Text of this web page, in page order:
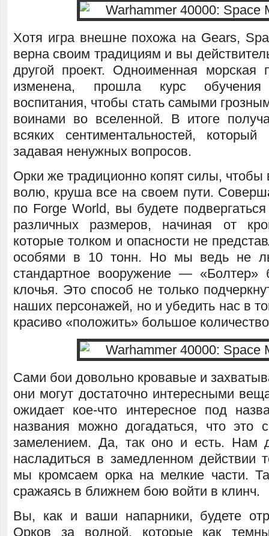
Хотя игра внешне похожа на Gears,
верна своим традициям и вы
другой проект. Одноименная морская
изменена, прошла курс обучения
воспитания, чтобы стать самыми
воинами во вселенной. В итоге
всяких сентиментальностей,
задавая ненужных вопросов.
Орки же традиционно копят силы, чтобы
волю, круша все на своем пути.
по Forge World, вы будете
различных размеров, начиная от
которые толком и опасности не
особями в 10 тонн. Но мы ведь не
стандартное вооружение — «Болтер»
клочья. Это способ не только
наших персонажей, но и убедить нас в
красиво «положить» большое
Сами бои довольно кровавые и
они могут достаточно интересными
ожидает кое-что интересное под
названия можно догадаться, что это
замелением. Да, так оно и есть. Нам
насладиться в замедленном действии
мы кромсаем орка на мелкие части.
сражаясь в ближнем бою войти в клинч.
Вы, как и ваши напарники, будете
Орков за волной, которые как